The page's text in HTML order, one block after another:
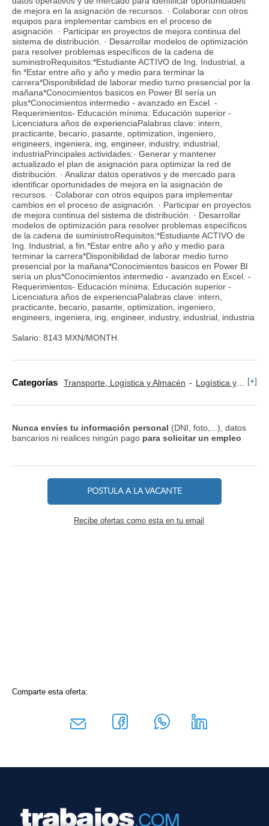
de mejora en la asignación de recursos. · Colaborar con otros
equipos para implementar cambios en el proceso de
asignación. · Participar en proyectos de mejora continua del
sistema de distribución. · Desarrollar modelos de optimización
para resolver problemas específicos de la cadena de
suministroRequisitos:*Estudiante ACTIVO de Ing. Industrial, a
fin.*Estar entre año y año y medio para terminar la
carrera*Disponibilidad de laborar medio turno presencial por la
mañana*Conocimientos basicos en Power BI sería un
plus*Conocimientos intermedio - avanzado en Excel. -
Requerimientos- Educación mínima: Educación superior -
Licenciatura años de experienciaPalabras clave: intern,
practicante, becario, pasante, optimization, ingeniero,
engineers, ingeniera, ing, engineer, industry, industrial,
industriaPrincipales actividades:· Generar y mantener
actualizado el plan de asignación para optimizar la red de
distribución. · Analizar datos operativos y de mercado para
identificar oportunidades de mejora en la asignación de
recursos. · Colaborar con otros equipos para implementar
cambios en el proceso de asignación. · Participar en proyectos
de mejora continua del sistema de distribución. · Desarrollar
modelos de optimización para resolver problemas específicos
de la cadena de suministroRequisitos:*Estudiante ACTIVO de
Ing. Industrial, a fin.*Estar entre año y año y medio para
terminar la carrera*Disponibilidad de laborar medio turno
presencial por la mañana*Conocimientos basicos en Power BI
sería un plus*Conocimientos intermedio - avanzado en Excel. -
Requerimientos- Educación mínima: Educación superior -
Licenciatura años de experienciaPalabras clave: intern,
practicante, becario, pasante, optimization, ingeniero,
engineers, ingeniera, ing, engineer, industry, industrial, industria
Salario: 8143 MXN/MONTH.
Categorías Transporte, Logística y Almacén Logística y Distribución [+]
Nunca envíes tu información personal (DNI, foto,...), datos
bancarios ni realices ningún pago para solicitar un empleo
POSTULA A LA VACANTE
Recibe ofertas como esta en tu email
Comparte esta oferta: